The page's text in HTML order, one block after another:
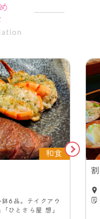
和食
6品。テイクアウ
ひとさら屋 想」